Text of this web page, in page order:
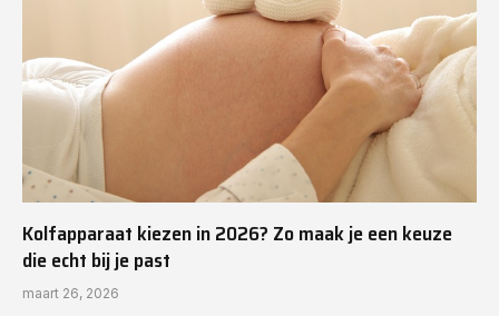
Kolfapparaat kiezen in 2026? Zo maak je een keuze
die echt bij je past
maart 26, 2026